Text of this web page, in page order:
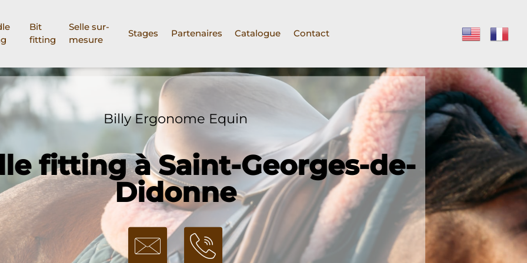
Bit
fitting
Selle sur-
mesure
Stages Partenaires Catalogue Contact
Billy Ergonome Equin
fitting à Saint-Georges-de-
Didonne